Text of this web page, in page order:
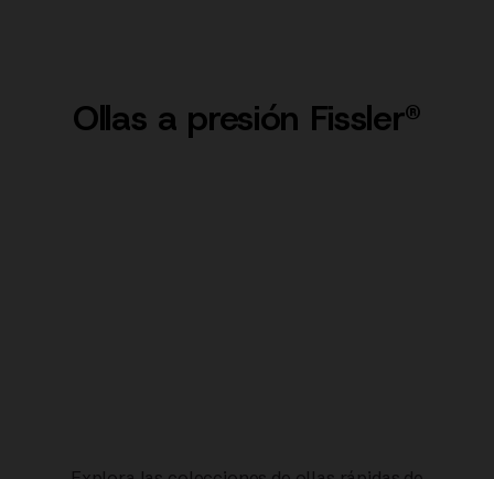
Ollas a presión Fissler®